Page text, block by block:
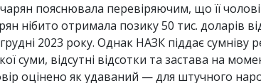
пояснювала перевіряючим, що її
нібито отримала позику 50 тис. доларів
2023 року. Однак НАЗК піддає сумніву
суми, відсутні відсотки та застава на
оцінено як удаваний — для штучного